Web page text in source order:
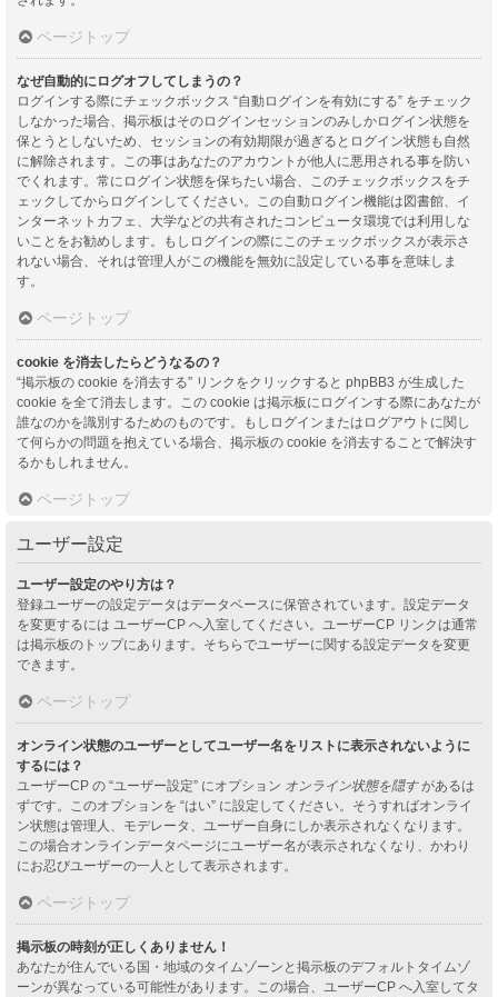
ページトップ
なぜ自動的にログオフしてしまうの？
ログインする際にチェックボックス “自動ログインを有効にする” をチェック
しなかった場合、掲示板はそのログインセッションのみしかログイン状態を
保とうとしないため、セッションの有効期限が過ぎるとログイン状態も自然
に解除されます。この事はあなたのアカウントが他人に悪用される事を防い
でくれます。常にログイン状態を保ちたい場合、このチェックボックスをチ
ェックしてからログインしてください。この自動ログイン機能は図書館、イ
ンターネットカフェ、大学などの共有されたコンピュータ環境では利用しな
いことをお勧めします。もしログインの際にこのチェックボックスが表示さ
れない場合、それは管理人がこの機能を無効に設定している事を意味しま
す。
ページトップ
cookie を消去したらどうなるの？
“掲示板の cookie を消去する” リンクをクリックすると phpBB3 が生成した
cookie を全て消去します。この cookie は掲示板にログインする際にあなたが
誰なのかを識別するためのものです。もしログインまたはログアウトに関し
て何らかの問題を抱えている場合、掲示板の cookie を消去することで解決す
るかもしれません。
ページトップ
ユーザー設定
ユーザー設定のやり方は？
登録ユーザーの設定データはデータベースに保管されています。設定データ
を変更するには ユーザーCP へ入室してください。ユーザーCP リンクは通常
は掲示板のトップにあります。そちらでユーザーに関する設定データを変更
できます。
ページトップ
オンライン状態のユーザーとしてユーザー名をリストに表示されないように
するには？
ユーザーCP の “ユーザー設定” にオプション オンライン状態を隠すがあるは
ずです。このオプションを “はい” に設定してください。そうすればオンライ
ン状態は管理人、モデレータ、ユーザー自身にしか表示されなくなります。
この場合オンラインデータページにユーザー名が表示されなくなり、かわり
にお忍びユーザーの一人として表示されます。
ページトップ
掲示板の時刻が正しくありません！
あなたが住んでいる国・地域のタイムゾーンと掲示板のデフォルトタイムゾ
ーンが異なっている可能性があります。この場合、ユーザーCP へ入室してタ